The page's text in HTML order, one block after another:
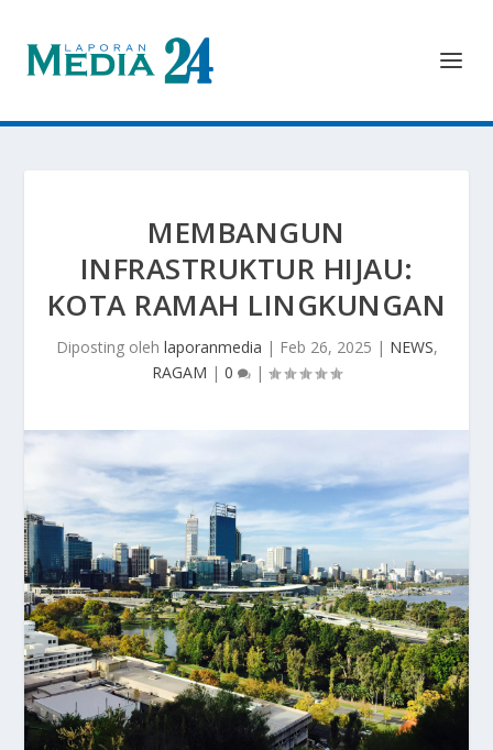
MEMBANGUN
INFRASTRUKTUR HIJAU:
KOTA RAMAH LINGKUNGAN
Diposting oleh laporanmedia | Feb 26, 2025 | NEWS,
RAGAM | 0 |